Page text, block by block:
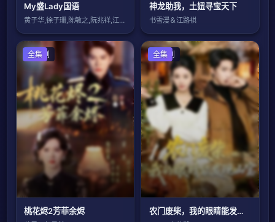
My盛Lady国语
黄子华,徐子珊,陈敏之,阮兆祥,江美仪,
神龙助我，土妞寻宝天下
书雪漫＆江路祺
国产剧
全集
桃花烬2芳菲余烬
国产剧
全集
农门废柴，我的眼睛能发现山宝